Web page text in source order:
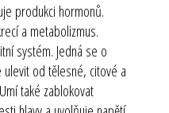
produkci hormonů.
a metabolizmus.
systém. Jedná se o
ulevit od tělesné, citové a
také zablokovat